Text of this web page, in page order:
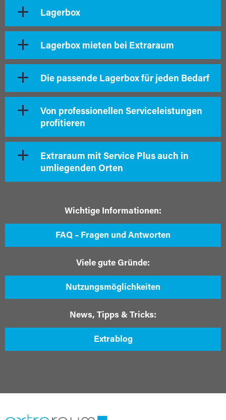
Lagerbox
Lagerbox mieten bei Extraraum
Die passende Lagerbox für jeden Bedarf
Von professionellen Serviceleistungen
profitieren
Extraraum mit Service Plus auch in
umliegenden Orten
Wichtige Informationen:
FAQ – Fragen und Antworten
Viele gute Gründe:
Nutzungsmöglichkeiten
News, Tipps & Tricks:
Extrablog